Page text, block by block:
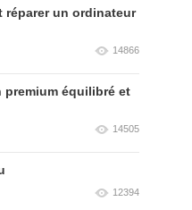
réparer un ordinateur
14866
premium équilibré et
14505
12394